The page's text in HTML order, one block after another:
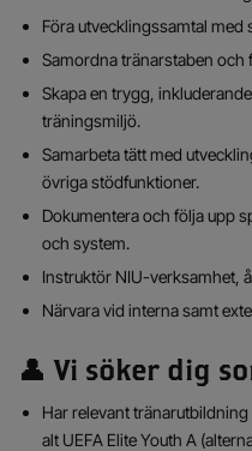
Föra utvecklingssamtal med
Samordna tränarstaben och
Skapa en trygg,
träningsmiljö.
Samarbeta tätt med
övriga stödfunktioner.
Dokumentera och följa upp
och system.
Instruktör NIU-verksamhet,
Närvara vid interna samt
👤 Vi söker dig
Har relevant
alt UEFA Elite Youth A